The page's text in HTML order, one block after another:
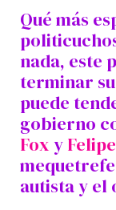
Qué más
nada, este
terminar
puede
gobierno
Fox y
autista y el